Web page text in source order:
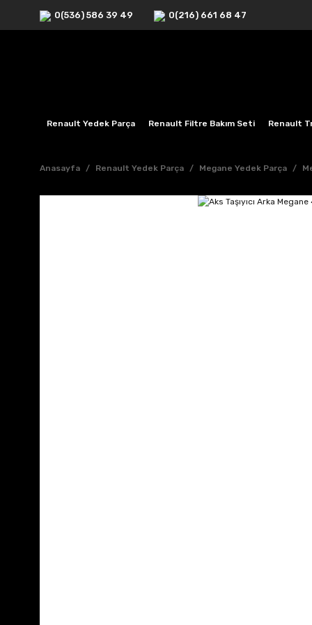
0(536) 586 39 49 0(216) 661 68 47
Renault Yedek Parça Renault Filtre Bakım Seti Renault
Anasayfa Renault Yedek Parça Megane Yedek Parça